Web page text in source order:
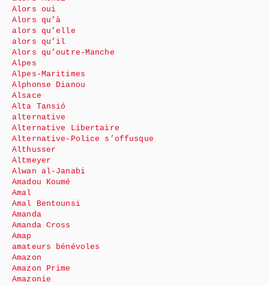
Alors oui
Alors qu’à
alors qu’elle
alors qu’il
Alors qu’outre-Manche
Alpes
Alpes-Maritimes
Alphonse Dianou
Alsace
Alta Tansió
alternative
Alternative Libertaire
Alternative-Police s’offusque
Althusser
Altmeyer
Alwan al-Janabi
Amadou Koumé
Amal
Amal Bentounsi
Amanda
Amanda Cross
Amap
amateurs bénévoles
Amazon
Amazon Prime
Amazonie